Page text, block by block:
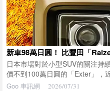
日本市場對於小型SUV的關注持
價不到100萬日圓的「Exter」，
Goo 車訊網 2026/07/31